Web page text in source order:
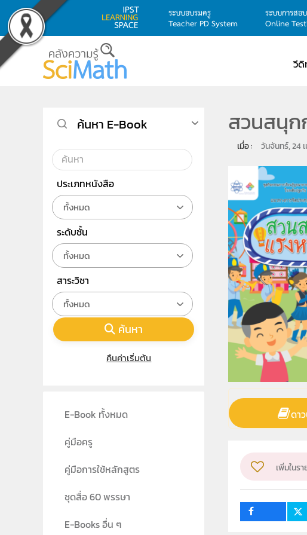
Skip to main content
ระบบอบรมครู
Teacher PD System
ระบบการสอ
Online
วี
สวนสนุก
เมื่อ : วันจันทร์, 24
ดา
เพิ่มในร
ค้นหา E-Book
ประเภทหนังสือ
ทั้งหมด
ระดับชั้น
ทั้งหมด
สาระวิชา
ทั้งหมด
ค้นหา
คืนค่าเริ่มต้น
E-Book ทั้งหมด
คู่มือครู
คู่มือการใช้หลักสูตร
ชุดสื่อ 60 พรรษา
E-Books อื่น ๆ